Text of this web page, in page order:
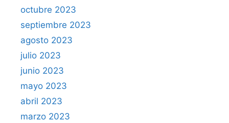
octubre 2023
septiembre 2023
agosto 2023
julio 2023
junio 2023
mayo 2023
abril 2023
marzo 2023